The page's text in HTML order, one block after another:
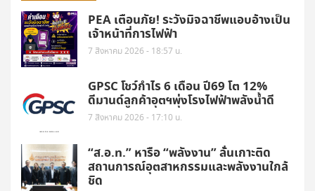
PEA เตือนภัย! ระวังมิจฉาชีพแอบอ้างเป็น
เจ้าหน้าที่การไฟฟ้า
7 สิงหาคม 2026 - 18:57 น.
GPSC โชว์กำไร 6 เดือน ปี69 โต 12%
ดีมานด์ลูกค้าอุตฯพุ่งโรงไฟฟ้าพลังน้ำดี
7 สิงหาคม 2026 - 17:10 น.
“ส.อ.ท.” หารือ “พลังงาน” ลั่นเกาะติด
สถานการณ์อุตสาหกรรมและพลังงานใกล้
ชิด